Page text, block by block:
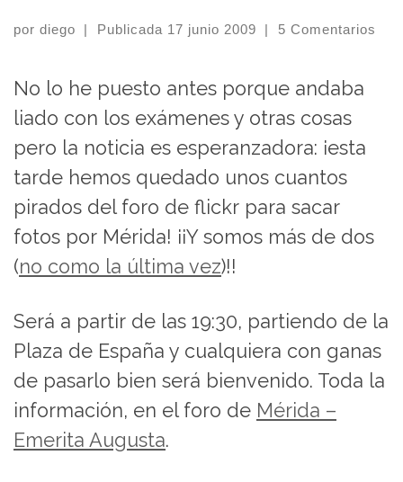
por diego | Publicada 17 junio 2009 | 5 Comentarios
No lo he puesto antes porque andaba
liado con los exámenes y otras cosas
pero la noticia es esperanzadora: ¡esta
tarde hemos quedado unos cuantos
pirados del foro de flickr para sacar
fotos por Mérida! ¡¡Y somos más de dos
(no como la última vez)!!
Será a partir de las 19:30, partiendo de la
Plaza de España y cualquiera con ganas
de pasarlo bien será bienvenido. Toda la
información, en el foro de Mérida –
Emerita Augusta.